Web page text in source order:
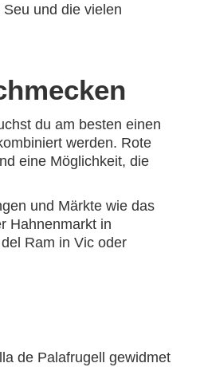
und die vielen
du am besten einen
werden. Rote
eine Möglichkeit, die
und Märkte wie das
Hahnenmarkt in
Ram in Vic oder
de Palafrugell gewidmet